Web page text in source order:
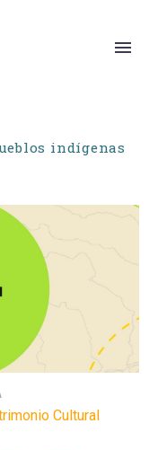
indígenas
Cultural